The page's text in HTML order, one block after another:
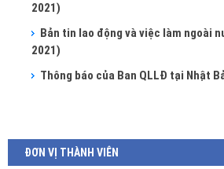
2021)
Bản tin lao động và việc làm ngoài
2021)
Thông báo của Ban QLLĐ tại Nhật
ĐƠN VỊ THÀNH VIÊN